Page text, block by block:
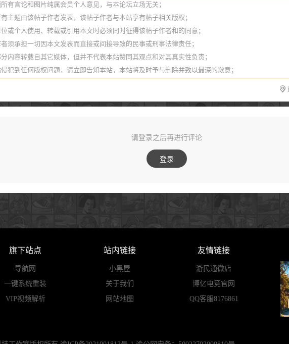
有言论和图片纯属会员个人意见，与本论坛立场无关；
主题由该帖子作者发表，该帖子作者与本站享有帖子相关版权；
或个人使用、转载或引用本文时必须同时征得该帖子作者和的同意；
须承担一切因本文发表而直接或间接导致的民事或刑事法律责任；
内容转载自其它媒体，但并不代表本站赞同其观点和对其真实性负责；
犯到任何版权问题，请立即告知本站，本站将及时予与删除并致以最深的歉意；
请登录之后再进行评论
登录
旗下站点
导航网
一键系统重装
VIP视频解析
站内链接
小黑屋
关于我们
网站地图
友情链接
游民通微店
博亿电竞官网
QQ客服8176861